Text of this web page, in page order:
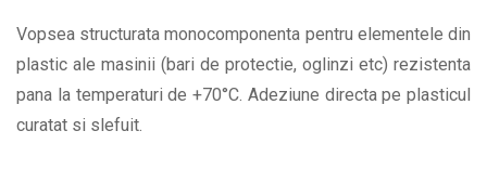
Vopsea structurata monocomponenta pentru elementele din
plastic ale masinii (bari de protectie, oglinzi etc) rezistenta
pana la temperaturi de +70°C. Adeziune directa pe plasticul
curatat si slefuit.